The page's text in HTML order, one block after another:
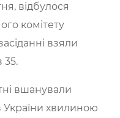
відбулося
комітету
взяли
35.
вшанували
України хвилиною